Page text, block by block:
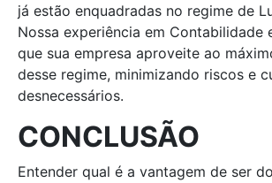
já estão enquadradas no regime de
Nossa experiência em Contabilidade
que sua empresa aproveite ao
desse regime, minimizando riscos e
desnecessários.
CONCLUSÃO
Entender qual é a vantagem de ser